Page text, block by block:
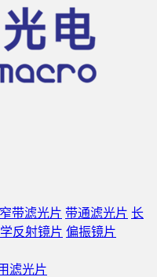
窄带滤光片 带通滤光片 长
反射镜片 偏振镜片
滤光片